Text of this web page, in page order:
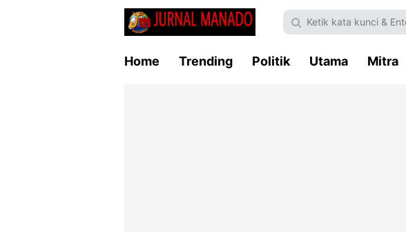
Home Trending Politik Utama Mitra